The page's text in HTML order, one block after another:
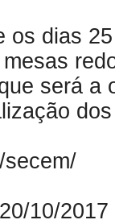
os dias
será a
10/